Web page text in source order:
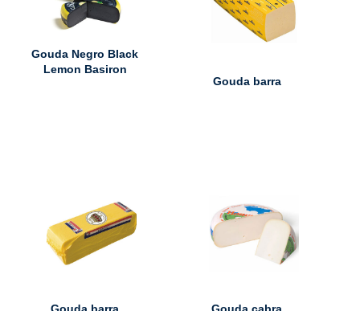
Gouda Negro Black
Lemon Basiron
Gouda barra
Gouda barra
Gouda cabra